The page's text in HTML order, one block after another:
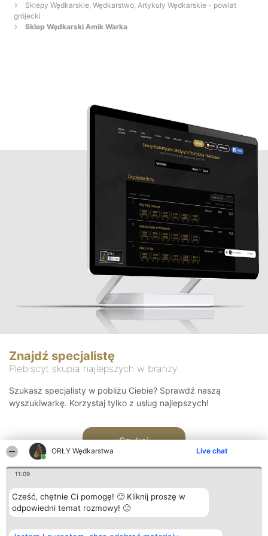
ORŁY Wędkarstwa Live chat
11:09
Cześć, chętnie Ci pomogę! 🙂 Kliknij proszę w
odpowiedni temat rozmowy! 🙂
Sklepy Wędkarskie, Wędkarstwo, Artykuły Wędkarskie - powiat
grójecki
Sklep Wędkarski Amik Warka
Znajdź specjalistę
Plebiscyt skupia najlepszych w branży
Szukasz specjalisty w pobliżu Ciebie? Sprawdź naszą
wyszukiwarkę. Korzystaj tylko z usług najlepszych!
Szukaj
Organizator plebiscytu Plebiscyt Kontakt